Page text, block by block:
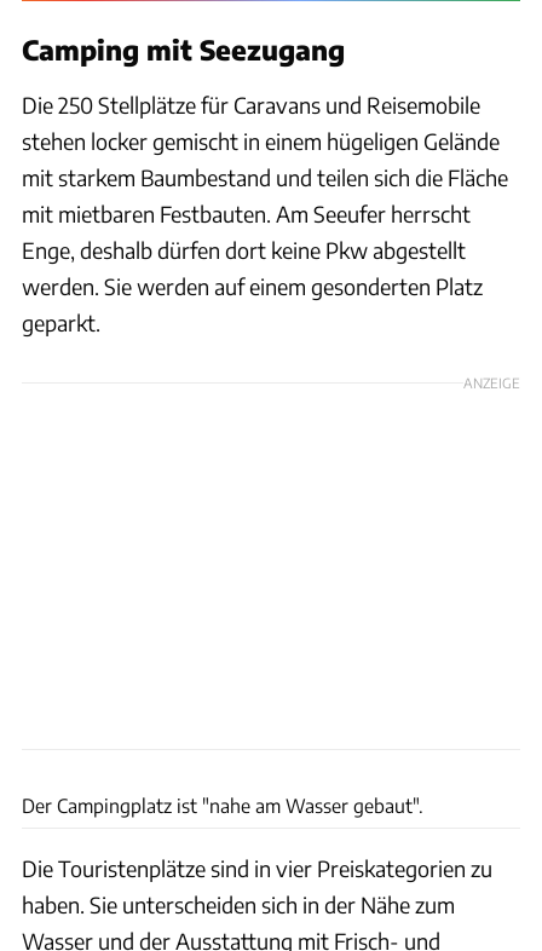
Camping mit Seezugang
Die 250 Stellplätze für Caravans und Reisemobile
stehen locker gemischt in einem hügeligen Gelände
mit starkem Baumbestand und teilen sich die Fläche
mit mietbaren Festbauten. Am Seeufer herrscht
Enge, deshalb dürfen dort keine Pkw abgestellt
werden. Sie werden auf einem gesonderten Platz
geparkt.
ANZEIGE
Der Campingplatz ist "nahe am Wasser gebaut".
Die Touristenplätze sind in vier Preiskategorien zu
haben. Sie unterscheiden sich in der Nähe zum
Wasser und der Ausstattung mit Frisch- und